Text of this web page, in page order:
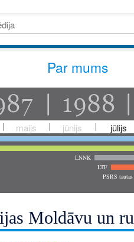
Par mums
maijs jūnijs jūlijs
LNNK
LTF
PSRS
Moldāvu un